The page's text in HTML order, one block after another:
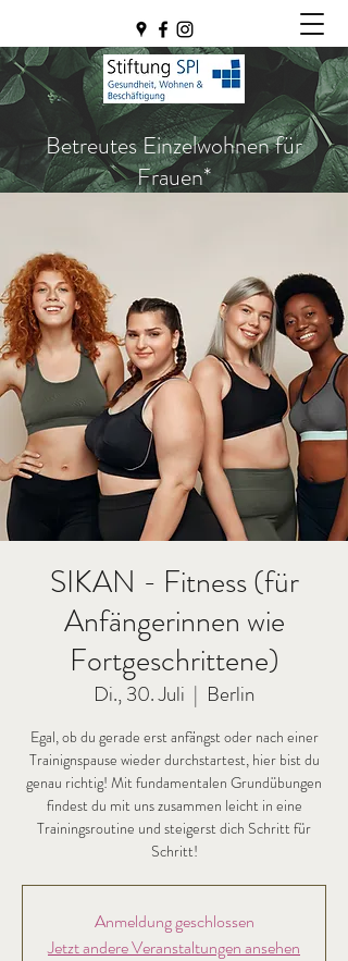
Betreutes Einzelwohnen für
Frauen*
SIKAN - Fitness (für
Anfängerinnen wie
Fortgeschrittene)
Di., 30. Juli
  |
Berlin
Egal, ob du gerade erst anfängst oder nach einer
Trainignspause wieder durchstartest, hier bist du
genau richtig! Mit fundamentalen Grundübungen
findest du mit uns zusammen leicht in eine
Trainingsroutine und steigerst dich Schritt für
Schritt!
Anmeldung geschlossen
Jetzt andere Veranstaltungen ansehen